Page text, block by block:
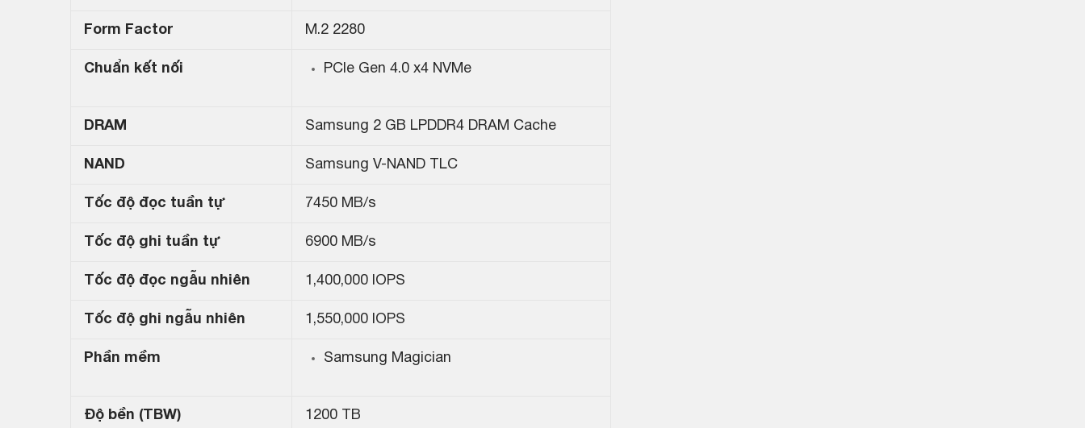
Form Factor M.2 2280
Chuẩn kết nối PCIe Gen 4.0 x4 NVMe
DRAM Samsung 2 GB LPDDR4 DRAM Cache
NAND Samsung V-NAND TLC
Tốc độ đọc tuần tự 7450 MB/s
Tốc độ ghi tuần tự 6900 MB/s
Tốc độ đọc ngẫu nhiên 1,400,000 IOPS
Tốc độ ghi ngẫu nhiên 1,550,000 IOPS
Phần mềm Samsung Magician
Độ bền (TBW) 1200 TB